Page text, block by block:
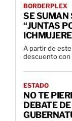
BORDERPLEX
SE SUMAN
“JUNTAS
A partir de
descuento con
ESTADO
NO TE
DEBATE